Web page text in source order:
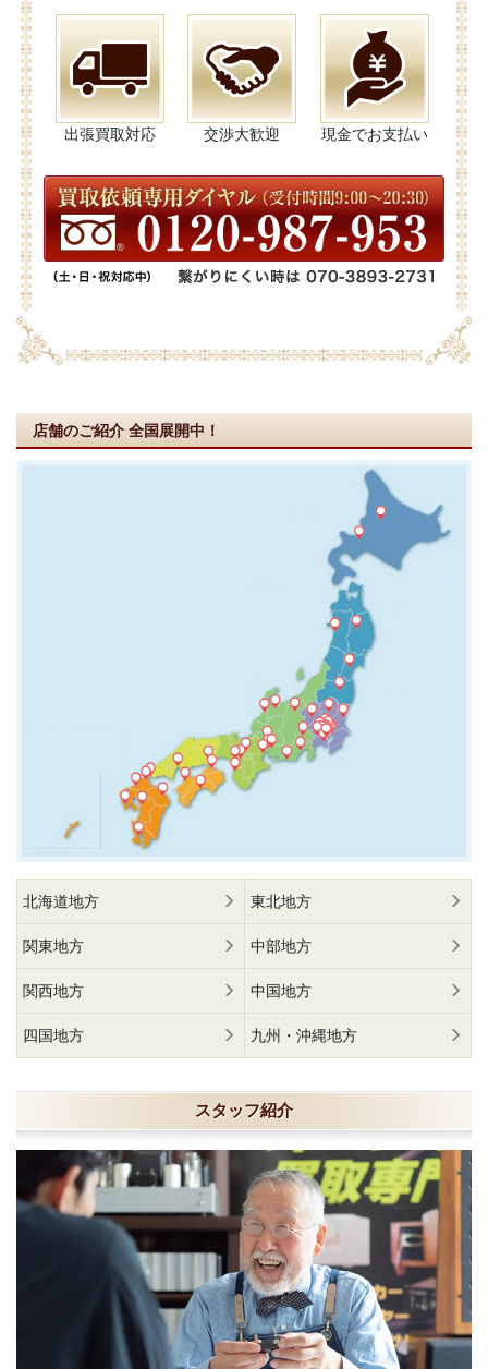
出張買取対応 交渉大歓迎 現金でお支払い
店舗のご紹介 全国展開中！
北海道地方 東北地方
関東地方 中部地方
関西地方 中国地方
四国地方 九州・沖縄地方
スタッフ紹介